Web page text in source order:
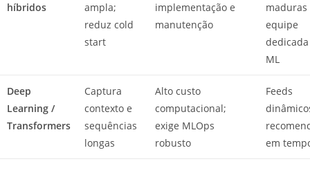
híbridos
ampla;
reduz cold
start
implementação e
manutenção
maduras
equipe
ML
Deep
Learning /
Transformers
Captura
contexto e
sequências
longas
Alto custo
computacional;
exige MLOps
robusto
Feeds
em